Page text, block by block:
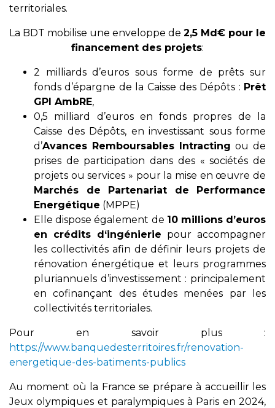
territoriales.
La BDT mobilise une enveloppe de 2,5 Md€ pour le
financement des projets:
2 milliards d’euros sous forme de prêts sur
fonds d’épargne de la Caisse des Dépôts : Prêt
GPI AmbRE,
0,5 milliard d’euros en fonds propres de la
Caisse des Dépôts, en investissant sous forme
d’Avances Remboursables Intractingou de
prises de participation dans des « sociétés de
projets ou services » pour la mise en œuvre de
Marchés de Partenariat de Performance
Energétique (MPPE)
Elle dispose également de 10 millions d’euros
en crédits d‘ingénierie pour accompagner
les collectivités afin de définir leurs projets de
rénovation énergétique et leurs programmes
pluriannuels d’investissement : principalement
en cofinançant des études menées par les
collectivités territoriales.
Pour en savoir plus :
https://www.banquedesterritoires.fr/renovation-
energetique-des-batiments-publics
Au moment où la France se prépare à accueillir les
Jeux olympiques et paralympiques à Paris en 2024,